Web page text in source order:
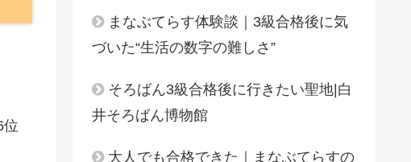
位
まなぶてらす体験談｜3級合格後に気
づいた“生活の数字の難しさ”
そろばん3級合格後に行きたい聖地|白
井そろばん博物館
大人でも合格できた｜まなぶてらすの